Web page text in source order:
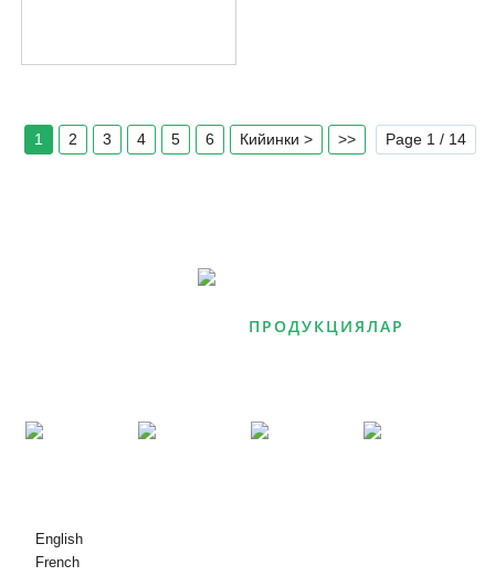
1 2 3 4 5 6 Кийинки > >> Page 1 / 14
ПРОДУКЦИЯЛАР
English
French